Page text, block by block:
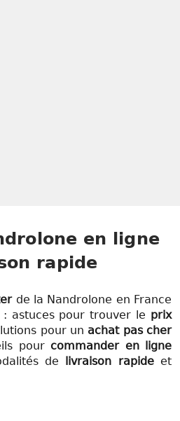
en ligne
rapide
de la Nandrolone en France
astuces pour trouver le prix
pour un achat pas cher
pour commander en ligne
de livraison rapideet